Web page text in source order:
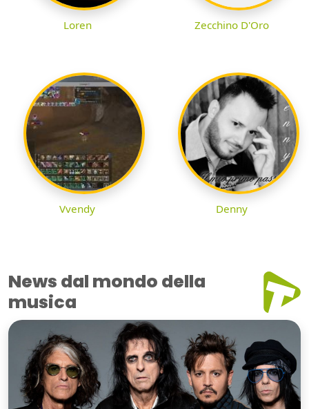
Loren Zecchino D'Oro
Vvendy Denny
News dal mondo della
musica